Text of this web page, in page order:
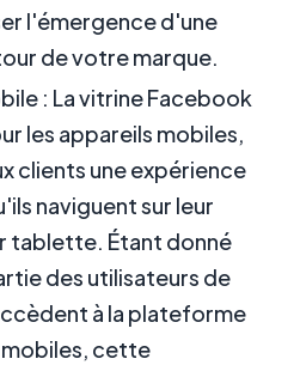
l'émergence d'une
de votre marque.
: La vitrine Facebook
les appareils mobiles,
clients une expérience
naviguent sur leur
tablette. Étant donné
des utilisateurs de
à la plateforme
mobiles, cette